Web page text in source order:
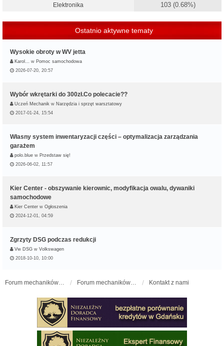
Elektronika 103 (0.68%)
Ostatnio aktywne tematy
Wysokie obroty w WV jetta
Karol… w Pomoc samochodowa
2026-07-20, 20:57
Wybór wkrętarki do 300zł.Co polecacie??
Uczeń Mechanik w Narzędzia i sprzęt warsztatowy
2017-01-24, 15:54
Własny system inwentaryzacji części – optymalizacja zarządzania
garażem
polo.blue w Przedstaw się!
2026-06-02, 11:57
Kier Center - obszywanie kierownic, modyfikacja owalu, dywaniki
samochodowe
Kier Center w Ogłoszenia
2024-12-01, 04:59
Zgrzyty DSG podczas redukcji
Vw DSG w Volkswagen
2018-10-10, 10:00
Forum mechaników samochodowych - forum-mechaniczne.pl Forum mechaników samochodowych Kontakt z nami